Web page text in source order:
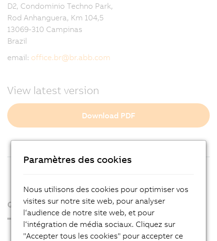
D2, Condominio Techno Park,
Rod Anhanguera, Km 104,5
13069-310 Campinas
Brazil
email: office.br@br.abb.com
View latest version
Download PDF
Qui sommes-nous ?
Espace presse
Paramètres des cookies
Nous utilisons des cookies pour optimiser vos
visites sur notre site web, pour analyser
l‘audience de notre site web, et pour
l‘intégration de média sociaux. Cliquez sur
"Accepter tous les cookies" pour accepter ce